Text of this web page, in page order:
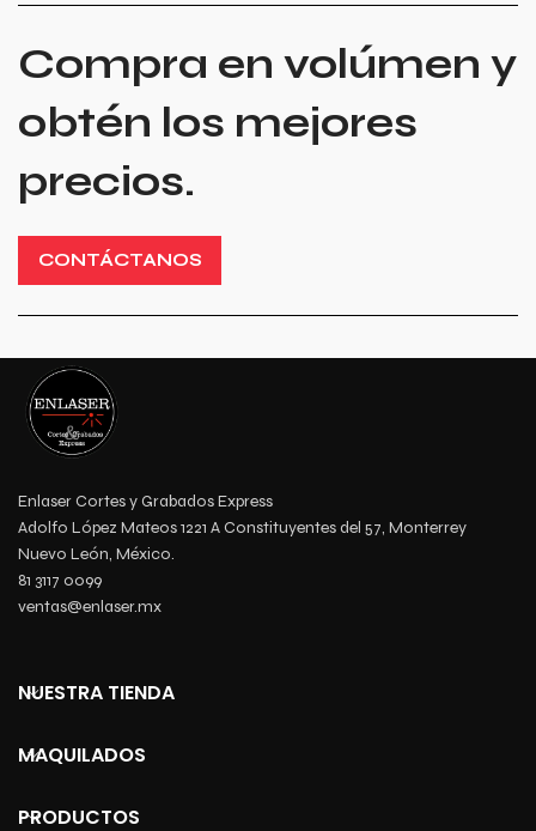
Compra en volúmen y
obtén los mejores
precios.
CONTÁCTANOS
Enlaser Cortes y Grabados Express
Adolfo López Mateos 1221 A Constituyentes del 57, Monterrey
Nuevo León, México.
81 3117 0099
ventas@enlaser.mx
NUESTRA TIENDA
MAQUILADOS
PRODUCTOS